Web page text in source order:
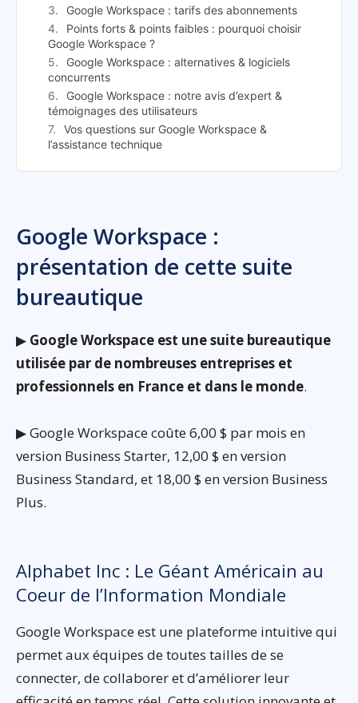
Google Workspace : tarifs des abonnements
Points forts & points faibles : pourquoi choisir
Google Workspace ?
Google Workspace : alternatives & logiciels
concurrents
Google Workspace : notre avis d’expert &
témoignages des utilisateurs
Vos questions sur Google Workspace &
l’assistance technique
Google Workspace :
présentation de cette suite
bureautique
▶ Google Workspace est une suite bureautique
utilisée par de nombreuses entreprises et
professionnels en France et dans le monde.
▶ Google Workspace coûte 6,00 $ par mois en
version Business Starter, 12,00 $ en version
Business Standard, et 18,00 $ en version Business
Plus.
Alphabet Inc : Le Géant Américain au
Coeur de l’Information Mondiale
Google Workspace est une plateforme intuitive qui
permet aux équipes de toutes tailles de se
connecter, de collaborer et d’améliorer leur